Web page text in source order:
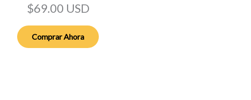
$69.00 USD
Comprar Ahora